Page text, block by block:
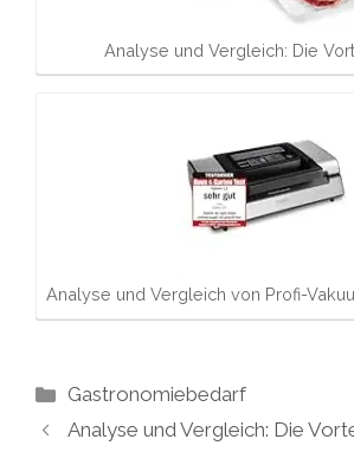
Analyse und Vergleich: Die
Analyse und Vergleich von Profi-
Kategorien
Gastronomiebedarf
Analyse und Vergleich: Die